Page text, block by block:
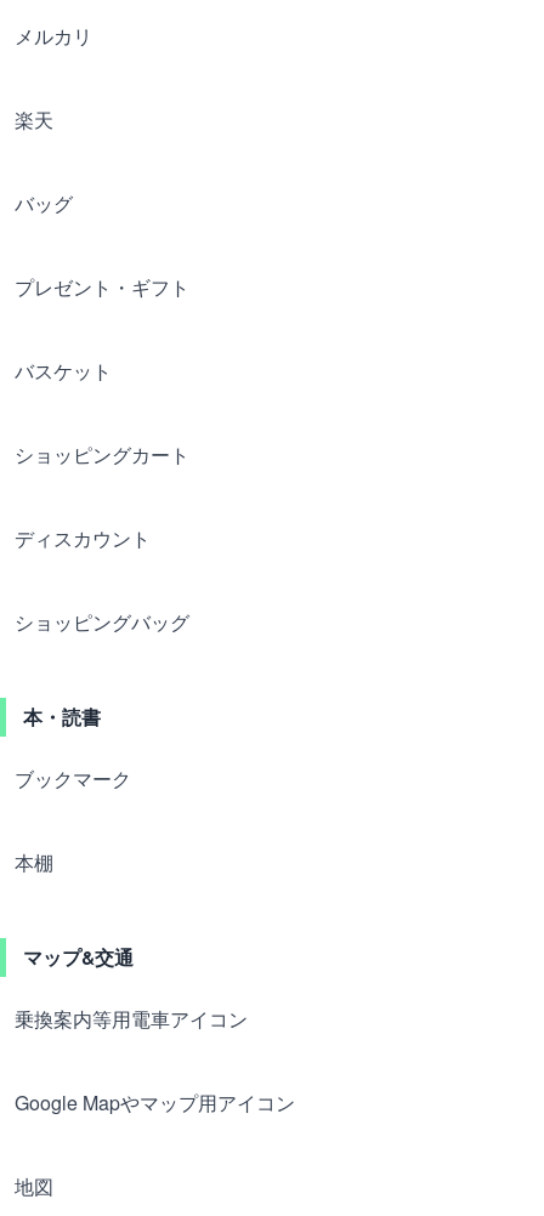
メルカリ
楽天
バッグ
プレゼント・ギフト
バスケット
ショッピングカート
ディスカウント
ショッピングバッグ
本・読書
ブックマーク
本棚
マップ&交通
乗換案内等用電車アイコン
Google Mapやマップ用アイコン
地図